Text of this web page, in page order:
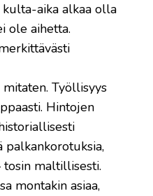
aika alkaa olla
ole aihetta.
Työllisyys
Hintojen
palkankorotuksia,
tosin maltillisesti.
montakin asiaa,